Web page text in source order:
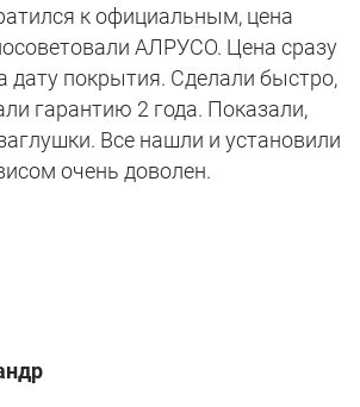
к официальным, цена
АЛРУСО. Цена сразу
дату покрытия. Сделали быстро,
гарантию 2 года. Показали,
Все нашли и установили
очень доволен.